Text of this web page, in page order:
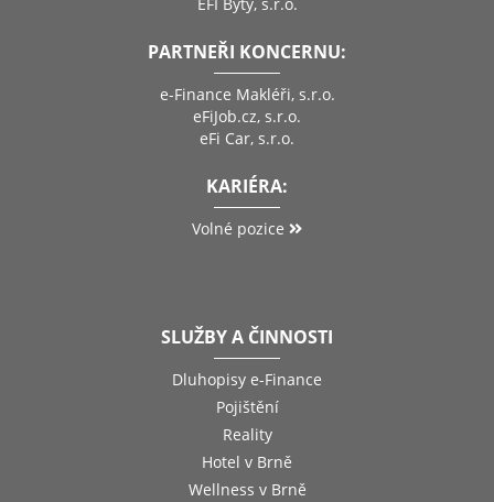
PARTNEŘI KONCERNU:
e-Finance Makléři, s.r.o.
eFiJob.cz, s.r.o.
eFi Car, s.r.o.
KARIÉRA:
Volné pozice
SLUŽBY A ČINNOSTI
Dluhopisy e-Finance
Pojištění
Reality
Hotel v Brně
Wellness v Brně